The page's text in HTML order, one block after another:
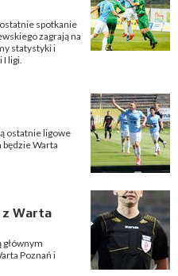
spotkanie
zagrają na
statystyki i
I ligi.
ostatnie ligowe
Warta
z Warta
głównym
Poznań i